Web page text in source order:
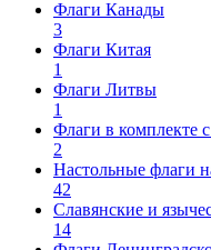
Флаги Канады
3
Флаги Китая
1
Флаги Литвы
1
Флаги в комплекте
2
Настольные флаги
42
Славянские и
14